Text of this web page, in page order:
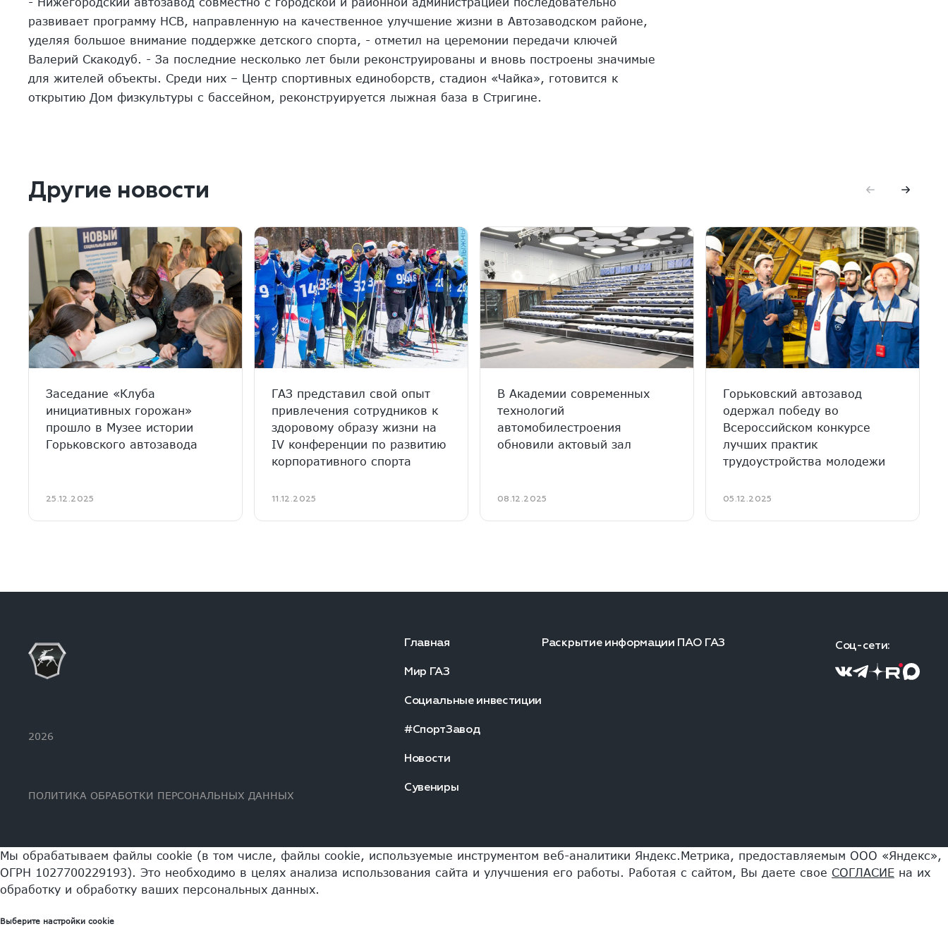
развивает программу НСВ, направленную на качественное улучшение жизни в Автозаводском районе,
уделяя большое внимание поддержке детского спорта, - отметил на церемонии передачи ключей
Валерий Скакодуб. - За последние несколько лет были реконструированы и вновь построены значимые
для жителей объекты. Среди них – Центр спортивных единоборств, стадион «Чайка», готовится к
открытию Дом физкультуры с бассейном, реконструируется лыжная база в Стригине.
Другие новости
Заседание «Клуба
инициативных горожан»
прошло в Музее истории
Горьковского автозавода
25.12.2025
ГАЗ представил свой опыт
привлечения сотрудников к
здоровому образу жизни на
IV конференции по развитию
корпоративного спорта
11.12.2025
В Академии современных
технологий
автомобилестроения
обновили актовый зал
08.12.2025
Горьковский автозавод
одержал победу во
Всероссийском конкурсе
лучших практик
трудоустройства молодежи
05.12.2025
2026
ПОЛИТИКА ОБРАБОТКИ ПЕРСОНАЛЬНЫХ ДАННЫХ
Главная
Мир ГАЗ
Социальные инвестиции
#СпортЗавод
Новости
Сувениры
Раскрытие информации ПАО ГАЗ Соц-сети:
Мы обрабатываем файлы cookie (в том числе, файлы cookie, используемые инструментом веб-аналитики Яндекс.Метрика, предоставляемым ООО «Яндекс»,
ОГРН 1027700229193). Это необходимо в целях анализа использования сайта и улучшения его работы. Работая с сайтом, Вы даете свое СОГЛАСИЕ на их
обработку и обработку ваших персональных данных.
Выберите настройки cookie